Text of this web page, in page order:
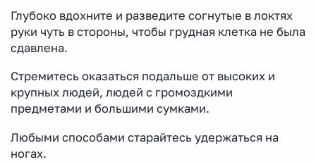
Глубоко вдохните и разведите согнутые в локтях
руки чуть в стороны, чтобы грудная клетка не была
сдавлена.
Стремитесь оказаться подальше от высоких и
крупных людей, людей с громоздкими
предметами и большими сумками.
Любыми способами старайтесь удержаться на
ногах.